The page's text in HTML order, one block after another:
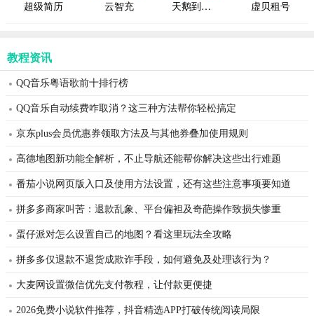
超级简历 云智充 天鹅到家极速版 虚贝租号
教程资讯
QQ音乐粤语歌前十排行榜
QQ音乐自动续费咋取消？这三种方法帮你轻松搞定
京东plus会员优惠券领取方法及与其他券叠加使用规则
高德地图新功能全解析，不止导航还能帮你解决这些出行难题
番茄小说网页版入口及使用方法设置，还有这些注意事项要知道
拼多多商家叫苦：退款乱象、平台偏袒及奇葩操作致损失惨重
蛋仔派对怎么设置自己的地图？看这里玩法全攻略
拼多多仅退款不退货成欺诈手段，如何避免及处理该行为？
大麦网设置微信优先支付教程，让付款更便捷
2026免费小说软件推荐，抖音精选APP打破传统阅读局限